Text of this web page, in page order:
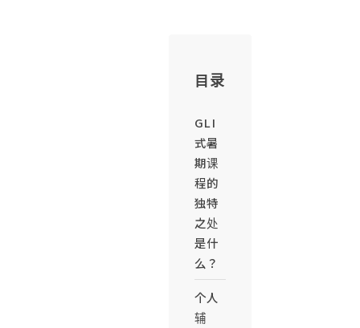
目录
GLI
式暑
期课
程的
独特
之处
是什
么？
个人
辅